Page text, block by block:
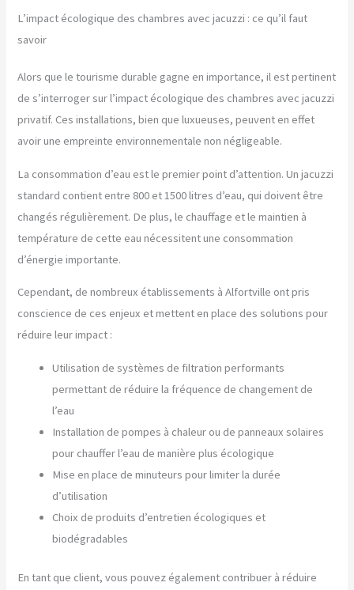
L’impact écologique des chambres avec jacuzzi : ce qu’il faut
savoir
Alors que le tourisme durable gagne en importance, il est pertinent
de s’interroger sur l’impact écologique des chambres avec jacuzzi
privatif. Ces installations, bien que luxueuses, peuvent en effet
avoir une empreinte environnementale non négligeable.
La consommation d’eau est le premier point d’attention. Un jacuzzi
standard contient entre 800 et 1500 litres d’eau, qui doivent être
changés régulièrement. De plus, le chauffage et le maintien à
température de cette eau nécessitent une consommation
d’énergie importante.
Cependant, de nombreux établissements à Alfortville ont pris
conscience de ces enjeux et mettent en place des solutions pour
réduire leur impact :
Utilisation de systèmes de filtration performants
permettant de réduire la fréquence de changement de
l’eau
Installation de pompes à chaleur ou de panneaux solaires
pour chauffer l’eau de manière plus écologique
Mise en place de minuteurs pour limiter la durée
d’utilisation
Choix de produits d’entretien écologiques et
biodégradables
En tant que client, vous pouvez également contribuer à réduire